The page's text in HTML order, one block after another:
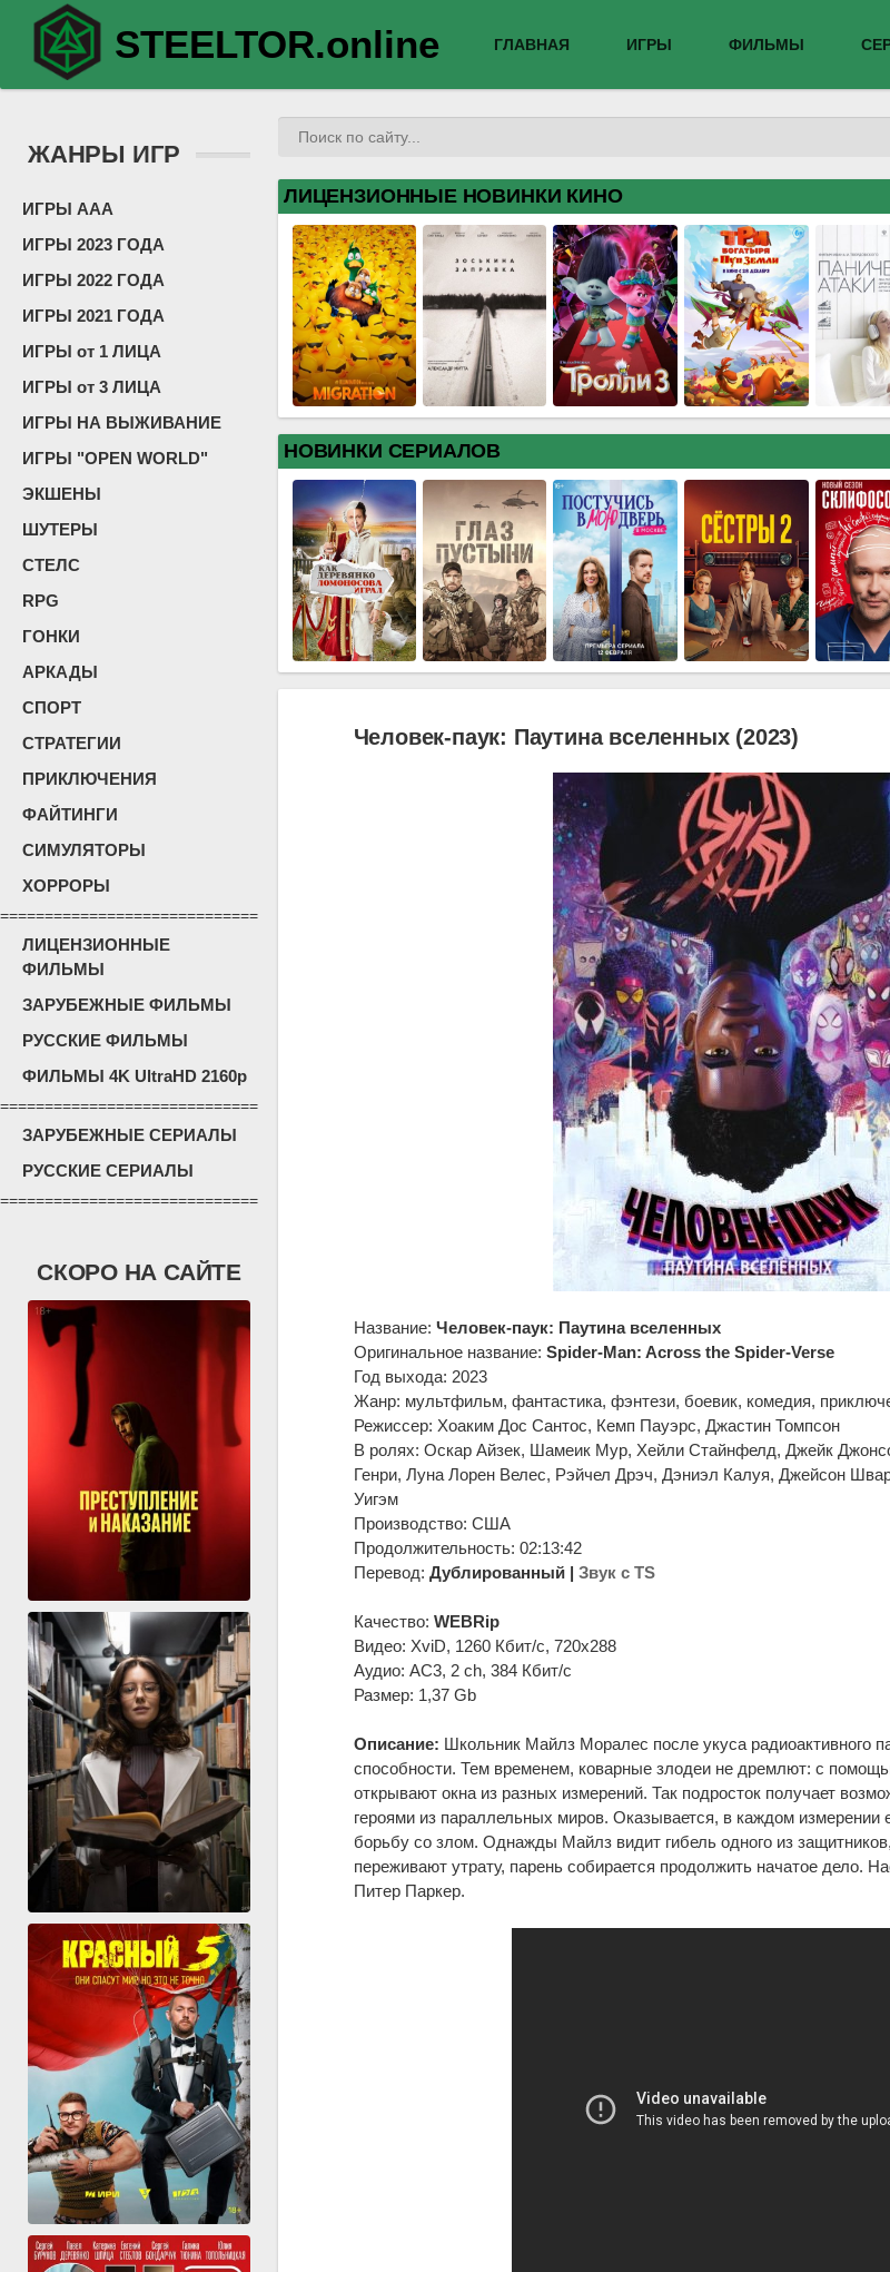
STEELTOR.online ГЛАВНАЯ ИГРЫ ФИЛЬМЫ
ЖАНРЫ ИГР
ИГРЫ ААА
ИГРЫ 2023 ГОДА
ИГРЫ 2022 ГОДА
ИГРЫ 2021 ГОДА
ИГРЫ от 1 ЛИЦА
ИГРЫ от 3 ЛИЦА
ИГРЫ НА ВЫЖИВАНИЕ
ИГРЫ "OPEN WORLD"
ЭКШЕНЫ
ШУТЕРЫ
СТЕЛС
RPG
ГОНКИ
АРКАДЫ
СПОРТ
СТРАТЕГИИ
ПРИКЛЮЧЕНИЯ
ФАЙТИНГИ
СИМУЛЯТОРЫ
ХОРРОРЫ
=============================
ЛИЦЕНЗИОННЫЕ
ФИЛЬМЫ
ЗАРУБЕЖНЫЕ ФИЛЬМЫ
РУССКИЕ ФИЛЬМЫ
ФИЛЬМЫ 4K UltraHD 2160p
=============================
ЗАРУБЕЖНЫЕ СЕРИАЛЫ
РУССКИЕ СЕРИАЛЫ
=============================
СКОРО НА САЙТЕ
ЛИЦЕНЗИОННЫЕ НОВИНКИ КИНО
НОВИНКИ СЕРИАЛОВ
Человек-паук: Паутина вселенных (2023)
Название: Человек-паук: Паутина вселенных
Оригинальное название: Spider-Man: Across the Spider-Verse
Год выхода: 2023
Жанр: мультфильм, фантастика, фэнтези, боевик, комедия,
Режиссер: Хоаким Дос Сантос, Кемп Пауэрс, Джастин Томпсон
В ролях: Оскар Айзек, Шамеик Мур, Хейли Стайнфелд, Джейк
Генри, Луна Лорен Велес, Рэйчел Дрэч, Дэниэл Калуя, Джейсон
Уигэм
Производство: США
Продолжительность: 02:13:42
Перевод: Дублированный | Звук с TS
Качество: WEBRip
Видео: XviD, 1260 Кбит/с, 720x288
Аудио: AC3, 2 ch, 384 Кбит/с
Размер: 1,37 Gb
Описание: Школьник Майлз Моралес после укуса радиоактивного
способности. Тем временем, коварные злодеи не дремлют: с
открывают окна из разных измерений. Так подросток получает
героями из параллельных миров. Оказывается, в каждом измерении
борьбу со злом. Однажды Майлз видит гибель одного из
переживают утрату, парень собирается продолжить начатое дело.
Питер Паркер.